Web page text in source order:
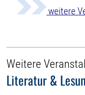
weitere
Weitere
Literatur &